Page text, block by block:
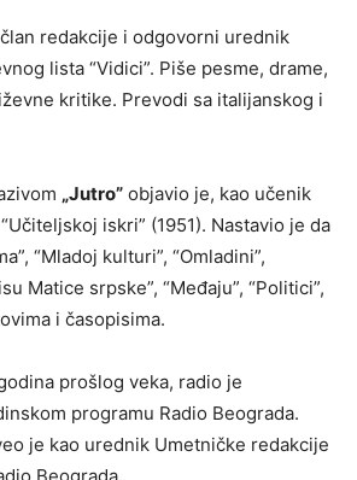
redakcije i odgovorni urednik
lista “Vidici”. Piše pesme, drame,
kritike. Prevodi sa italijanskog i
„Jutro” objavio je, kao učenik
iskri” (1951). Nastavio je da
“Mladoj kulturi”, “Omladini”,
Matice srpske”, “Međaju”, “Politici”,
i časopisima.
prošlog veka, radio je
programu Radio Beograda.
je kao urednik Umetničke redakcije